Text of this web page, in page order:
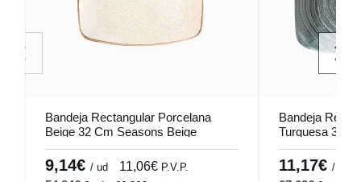
Bandeja Rectangular Porcelana
Beige 32 Cm Seasons Beige
Porland
9,14€ / ud 11,06€ P.V.P.
Bandeja
Turquesa 32
11,17€ / ud